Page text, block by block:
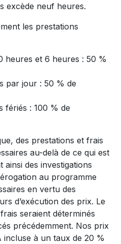
excède neuf heures.
les prestations
heures et 6 heures : 50 %
par jour : 50 % de
fériés : 100 % de
des prestations et frais
au-delà de ce qui est
des investigations
au programme
en vertu des
d’exécution des prix. Le
seraient déterminés
précédemment. Nos prix
à un taux de 20 %